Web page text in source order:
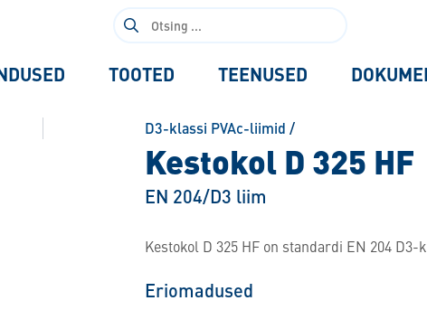
Otsi:
TOOTED TEENUSED
D3-klassi PVAc-liimid /
Kestokol D 325 HF
EN 204/D3 liim
Kestokol D 325 HF on standardi EN 204
Eriomadused